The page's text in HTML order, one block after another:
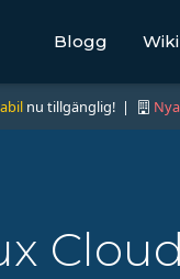
Blogg Wiki
nu tillgänglig! |